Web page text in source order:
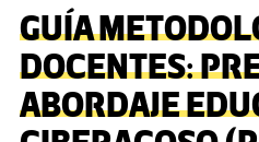
GUÍA
DOCENTES:
ABORDAJE